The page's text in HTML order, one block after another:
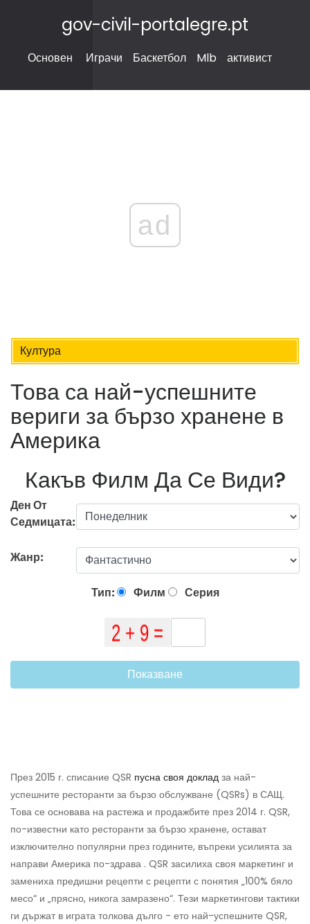
gov-civil-portalegre.pt
Основен Играчи Баскетбол Mlb активист
ad
Култура
Това са най-успешните
вериги за бързо хранене в
Америка
Какъв Филм Да Се Види?
Ден От
Седмицата:
Жанр:
Тип: Филм Серия
Показване
През 2015 г. списание QSR пусна своя доклад за най-
успешните ресторанти за бързо обслужване (QSRs) в САЩ.
Това се основава на растежа и продажбите през 2014 г. QSR,
по-известни като ресторанти за бързо хранене, остават
изключително популярни през годините, въпреки усилията за
направи Америка по-здрава . QSR засилиха своя маркетинг и
замениха предишни рецепти с рецепти с понятия „100% бяло
месо“ и „прясно, никога замразено“. Тези маркетингови тактики
ги държат в играта толкова дълго - ето най-успешните QSR,